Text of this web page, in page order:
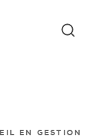
EN GESTION